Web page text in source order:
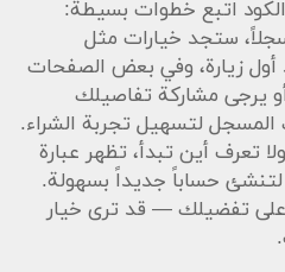
الحفاظ على تجربة شراء
اتبع خطوات بسيطة:
ستجد خيارات مثل
زيارة، وفي بعض الصفحات
يرجى مشاركة تفاصيلك
لتسهيل تجربة الشراء.
تعرف أين تبدأ، تظهر عبارة
حساباً جديداً بسهولة.
تفضيلك — قد ترى خيار